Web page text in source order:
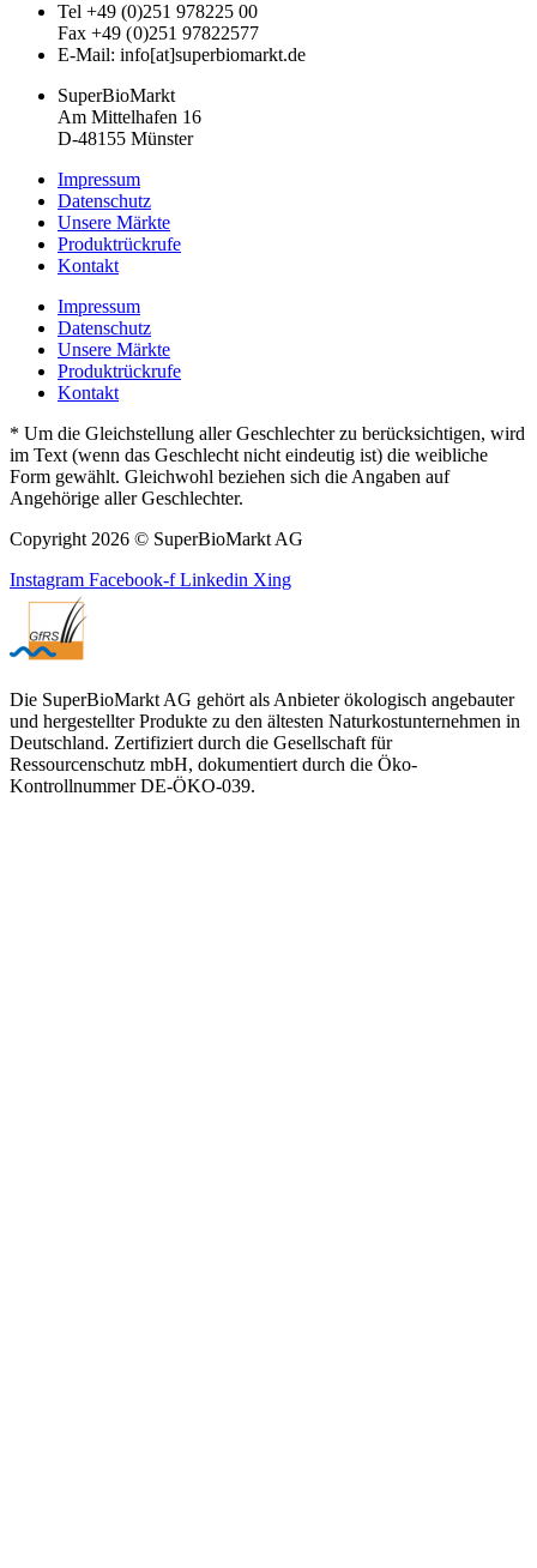
Tel +49 (0)251 978225 00
Fax +49 (0)251 97822577
E-Mail: info[at]superbiomarkt.de
SuperBioMarkt
Am Mittelhafen 16
D-48155 Münster
Impressum
Datenschutz
Unsere Märkte
Produktrückrufe
Kontakt
Impressum
Datenschutz
Unsere Märkte
Produktrückrufe
Kontakt
* Um die Gleichstellung aller Geschlechter zu berücksichtigen, wird
im Text (wenn das Geschlecht nicht eindeutig ist) die weibliche
Form gewählt. Gleichwohl beziehen sich die Angaben auf
Angehörige aller Geschlechter.
Copyright 2026 © SuperBioMarkt AG
Instagram Facebook-f Linkedin Xing
Die SuperBioMarkt AG gehört als Anbieter ökologisch angebauter
und hergestellter Produkte zu den ältesten Naturkostunternehmen in
Deutschland. Zertifiziert durch die Gesellschaft für
Ressourcenschutz mbH, dokumentiert durch die Öko-
Kontrollnummer DE-ÖKO-039.